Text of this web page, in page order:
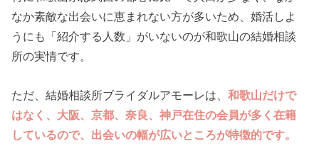
なか素敵な出会いに恵まれない方が多いため、婚活しよ
うにも「紹介する人数」がいないのが和歌山の結婚相談
所の実情です。
ただ、結婚相談所ブライダルアモーレは、和歌山だけで
はなく、大阪、京都、奈良、神戸在住の会員が多く在籍
しているので、出会いの幅が広いところが特徴的です。